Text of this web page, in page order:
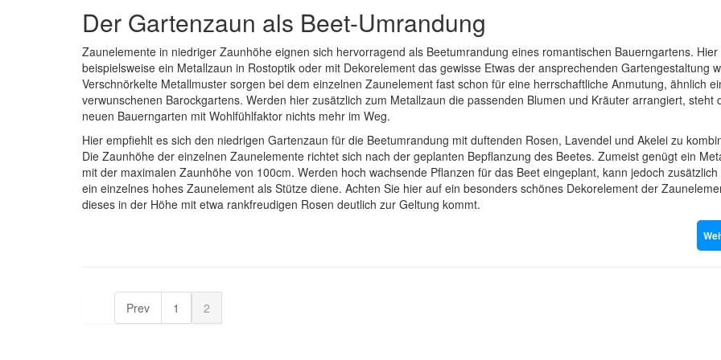
Der Gartenzaun als Beet-Umrandung
Zaunelemente in niedriger Zaunhöhe eignen sich hervorragend als Beetumrandung eines romantischen Bauerngartens. Hier
beispielsweise ein Metallzaun in Rostoptik oder mit Dekorelement das gewisse Etwas der ansprechenden Gartengestaltung
Verschnörkelte Metallmuster sorgen bei dem einzelnen Zaunelement fast schon für eine herrschaftliche Anmutung, ähnlich
verwunschenen Barockgartens. Werden hier zusätzlich zum Metallzaun die passenden Blumen und Kräuter arrangiert, steht
neuen Bauerngarten mit Wohlfühlfaktor nichts mehr im Weg.
Hier empfiehlt es sich den niedrigen Gartenzaun für die Beetumrandung mit duftenden Rosen, Lavendel und Akelei zu
Die Zaunhöhe der einzelnen Zaunelemente richtet sich nach der geplanten Bepflanzung des Beetes. Zumeist genügt ein
mit der maximalen Zaunhöhe von 100cm. Werden hoch wachsende Pflanzen für das Beet eingeplant, kann jedoch zusätzlich
ein einzelnes hohes Zaunelement als Stütze diene. Achten Sie hier auf ein besonders schönes Dekorelement der
dieses in der Höhe mit etwa rankfreudigen Rosen deutlich zur Geltung kommt.
Prev 1 2